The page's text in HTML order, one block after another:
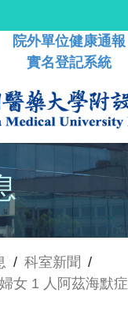
院外單位健康通報
實名登記系統
/ 科室新聞 /
女 1 人阿茲海默症